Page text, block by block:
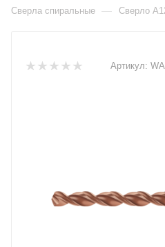
Сверла спиральные — Сверло
Артикул: